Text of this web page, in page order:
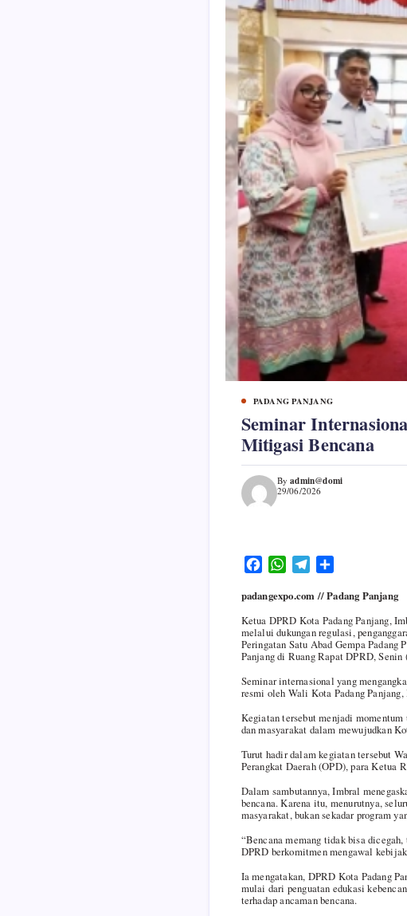
PADANG PANJANG
Seminar
Mitigasi Bencana
Byadmin@domi
29/06/2026
c
e
b
o
k
W
a
t
s
A
p
l
e
g
r
m
a
r
e
padangexpo.com // Padang Panjang
Ketua DPRD Kota Padang Panjang,
melalui dukungan regulasi,
Peringatan Satu Abad Gempa
Panjang di Ruang Rapat DPRD, Senin
Seminar internasional yang
resmi oleh Wali Kota Padang
Kegiatan tersebut menjadi
dan masyarakat dalam mewujudkan
Turut hadir dalam kegiatan tersebut
Perangkat Daerah (OPD), para Ketua
Dalam sambutannya, Imbral
bencana. Karena itu, menurutnya,
masyarakat, bukan sekadar program
“Bencana memang tidak bisa
DPRD berkomitmen mengawal
Ia mengatakan, DPRD Kota Padang
mulai dari penguatan edukasi
terhadap ancaman bencana.